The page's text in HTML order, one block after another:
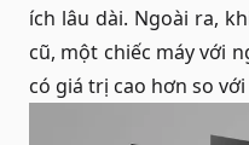
ích lâu dài. Ngoài ra,
cũ, một chiếc máy với
có giá trị cao hơn so